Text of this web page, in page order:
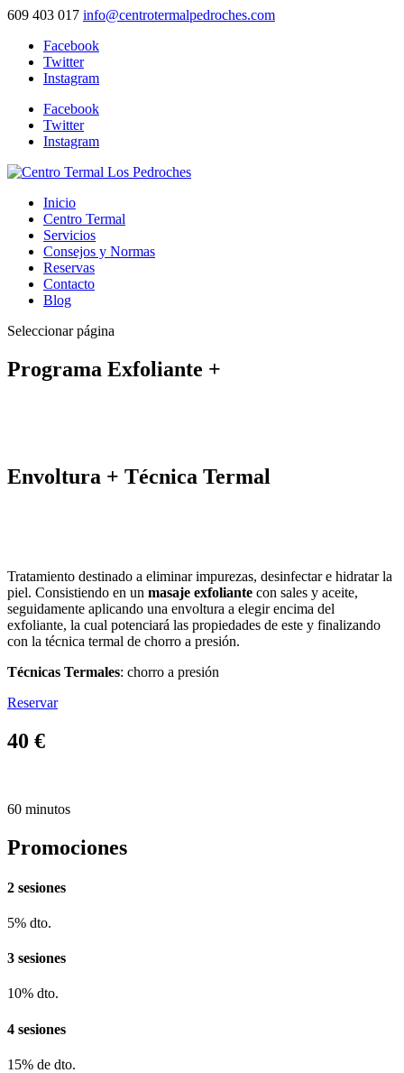
609 403 017 info@centrotermalpedroches.com
Facebook
Twitter
Instagram
Facebook
Twitter
Instagram
Inicio
Centro Termal
Servicios
Consejos y Normas
Reservas
Contacto
Blog
Seleccionar página
Programa Exfoliante +
Envoltura + Técnica Termal
Tratamiento destinado a eliminar impurezas, desinfectar e hidratar la
piel. Consistiendo en un masaje exfoliante con sales y aceite,
seguidamente aplicando una envoltura a elegir encima del
exfoliante, la cual potenciará las propiedades de este y finalizando
con la técnica termal de chorro a presión.
Técnicas Termales: chorro a presión
Reservar
40 €
60 minutos
Promociones
2 sesiones
5% dto.
3 sesiones
10% dto.
4 sesiones
15% de dto.